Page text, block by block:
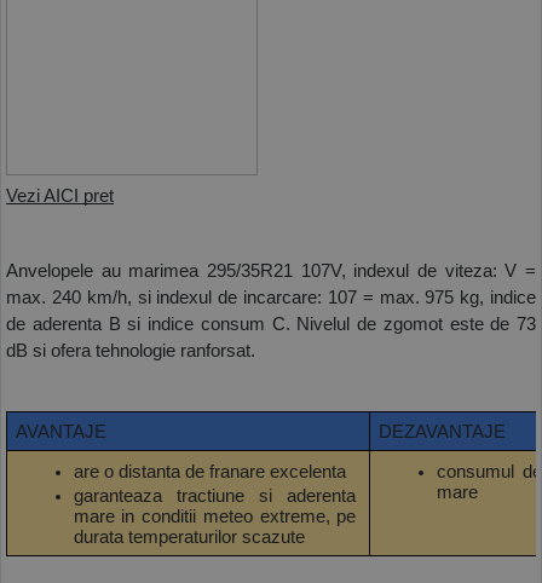
Vezi AICI pret
Anvelopele au marimea 295/35R21 107V, indexul de viteza: V =
max. 240 km/h, si indexul de incarcare: 107 = max. 975 kg, indice
de aderenta B si indice consum C. Nivelul de zgomot este de 73
dB si ofera tehnologie ranforsat.
AVANTAJE DEZAVANTAJE
are o distanta de franare excelenta
garanteaza tractiune si aderenta
mare in conditii meteo extreme, pe
durata temperaturilor scazute
consumul
mare